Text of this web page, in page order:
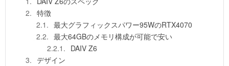
特徴
最大グラフィックスパワー95WのRTX4070
最大64GBのメモリ構成が可能で安い
DAIV Z6
デザイン